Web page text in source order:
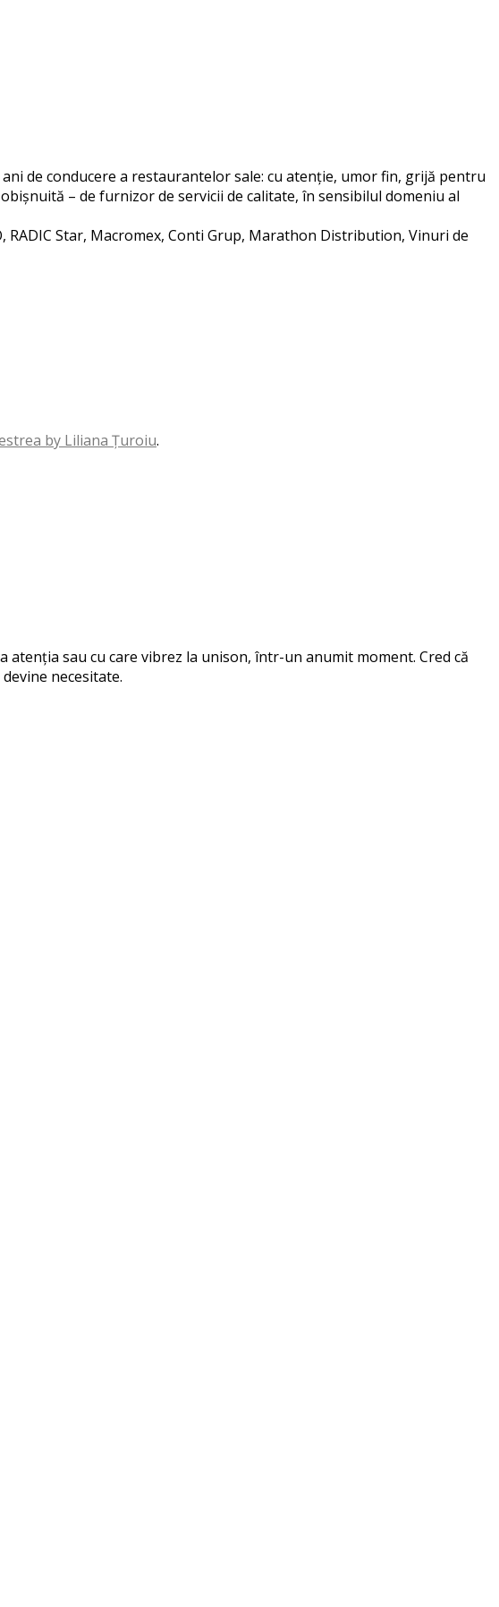
de conducere a restaurantelor sale: cu atenție, umor fin, grijă pentru
– de furnizor de servicii de calitate, în sensibilul domeniu al
Star, Macromex, Conti Grup, Marathon Distribution, Vinuri de
by Liliana Țuroiu.
sau cu care vibrez la unison, într-un anumit moment. Cred că
necesitate.